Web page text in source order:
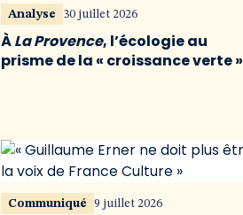
Analyse 30 juillet 2026
ÀLa Provence, l’écologie au
prisme de la « croissance verte »
Communiqué 9 juillet 2026